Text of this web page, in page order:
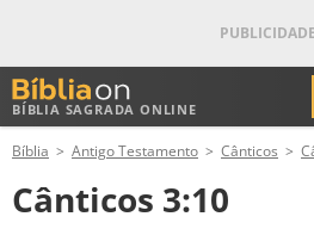
BÍBLIA SAGRADA ONLINE
ANTIGO TESTAMENTO
NOVO TESTAMENTO
Bíblia Antigo Testamento Cânticos
Cânticos 3:10